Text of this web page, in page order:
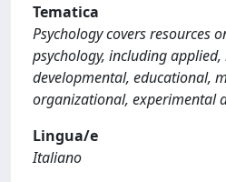
Tematica
Psychology covers resources
psychology, including
developmental, educational,
organizational, experimental
Lingua/e
Italiano